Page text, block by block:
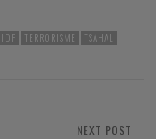
IDF TERRORISME TSAHAL
NEXT POST